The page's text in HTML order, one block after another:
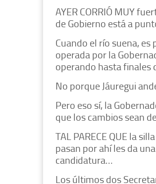
AYER CORRIÓ MUY
de Gobierno está a
Cuando el río suena,
operada por la
operando hasta finales
No porque Jáuregui
Pero eso sí, la
que los cambios sean
TAL PARECE QUE la
pasan por ahí les da
candidatura…
Los últimos dos